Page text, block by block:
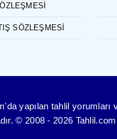
SÖZLEŞMESI
yapılan tahlil
© 2008 - 2026